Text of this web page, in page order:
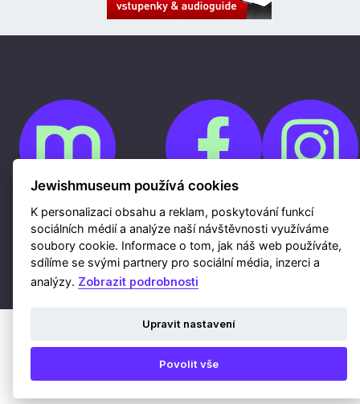
Cookies
Ochrana osobních údajů
Whistleblowing
Kontakty
Mapa webu
Webdesign a hosting Nux s.r.o. | RSS
Jewishmuseum používá cookies
K personalizaci obsahu a reklam, poskytování funkcí
sociálních médií a analýze naší návštěvnosti využíváme
soubory cookie. Informace o tom, jak náš web používáte,
sdílíme se svými partnery pro sociální média, inzerci a
analýzy. Zobrazit podrobnosti
Upravit nastavení
Povolit vše